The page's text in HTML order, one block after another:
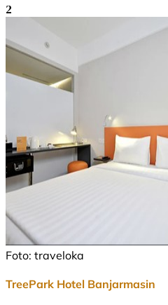
2
Foto: traveloka
TreePark Hotel Banjarmasin